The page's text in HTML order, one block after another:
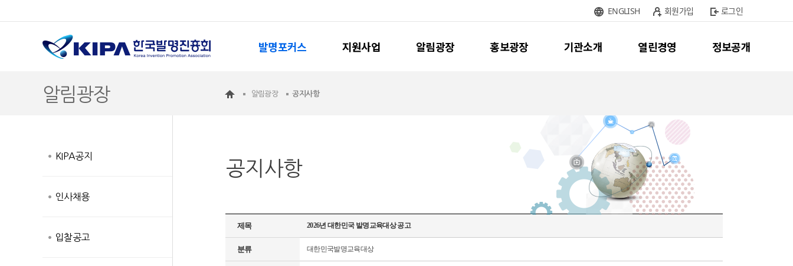
ENGLISH 회원가입 로그인
발명포커스 지원사업 알림광장 홍보광장 기관소개 열린경영 정보공개
알림광장 알림광장 공지사항
KIPA공지
인사채용
입찰공고
공지사항
제목 2026년 대한민국 발명교육대상 공고
분류 대한민국발명교육대상